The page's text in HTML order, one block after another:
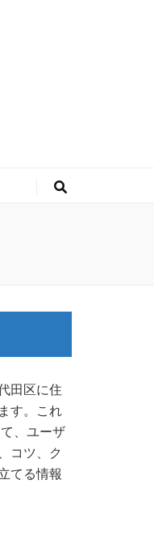
田区に住
す。これ
、ユーザ
コツ、ク
てる情報